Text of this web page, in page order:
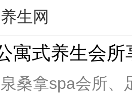
下班聚会的宝藏玩
聊边玩边放松的新体
体验
聚会：一站式解决